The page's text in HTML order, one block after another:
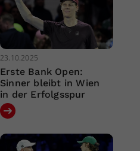
23.10.2025
Erste Bank Open:
Sinner bleibt in Wien
in der Erfolgsspur